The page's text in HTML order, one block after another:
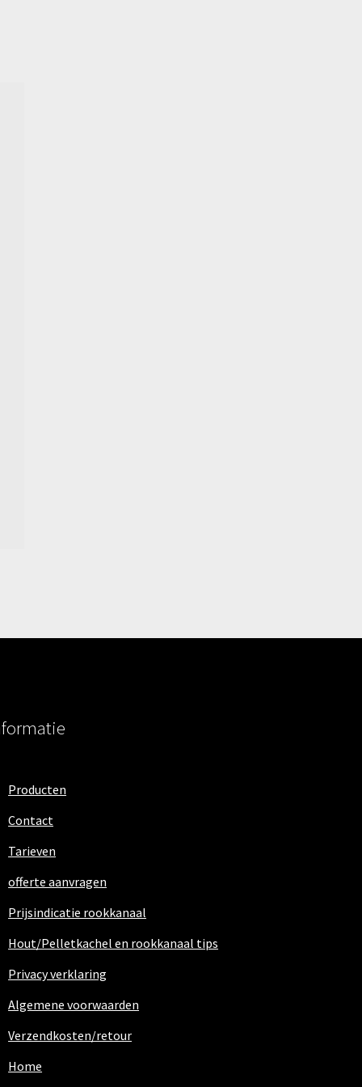
Producten
Contact
Tarieven
offerte aanvragen
Prijsindicatie rookkanaal
Hout/Pelletkachel en rookkanaal tips
Privacy verklaring
Algemene voorwaarden
Verzendkosten/retour
Home